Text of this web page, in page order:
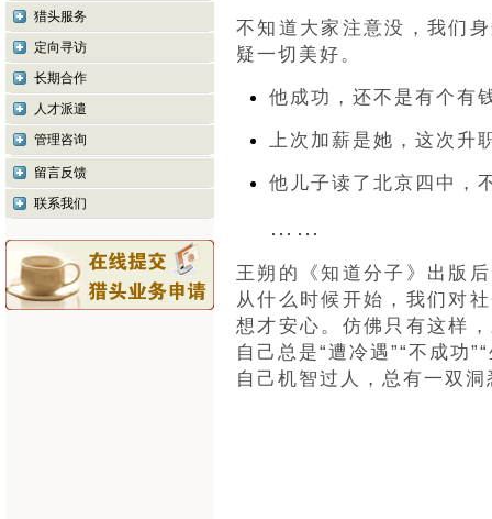
猎头服务
定向寻访
长期合作
人才派遣
管理咨询
留言反馈
联系我们
不知道大家注意没，我们
疑一切美好。
他成功，还不是有个有
上次加薪是她，这次升
他儿子读了北京四中，
……
王朔的《知道分子》出版
从什么时候开始，我们对
想才安心。仿佛只有这样
自己总是“遭冷遇”“不成功
自己机智过人，总有一双